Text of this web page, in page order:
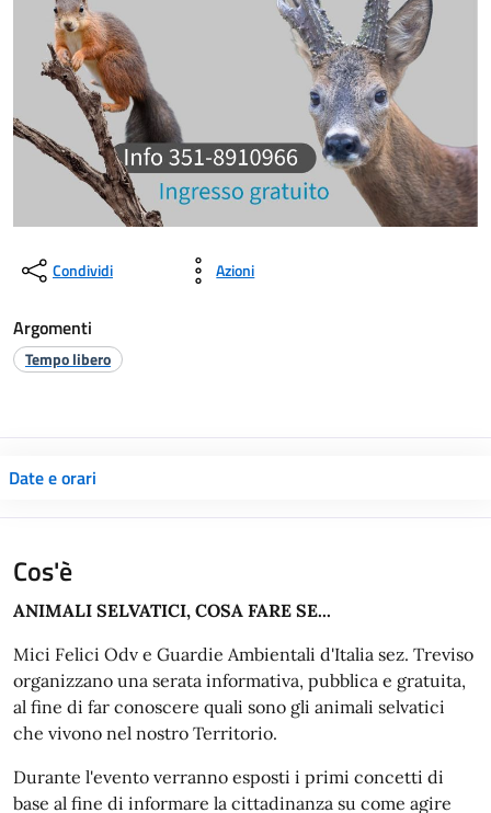
Condividi Azioni
Argomenti
Tempo libero
Date e orari
Cos'è
ANIMALI SELVATICI, COSA FARE SE...
Mici Felici Odv e Guardie Ambientali d'Italia sez. Treviso
organizzano una serata informativa, pubblica e gratuita,
al fine di far conoscere quali sono gli animali selvatici
che vivono nel nostro Territorio.
Durante l'evento verranno esposti i primi concetti di
base al fine di informare la cittadinanza su come agire